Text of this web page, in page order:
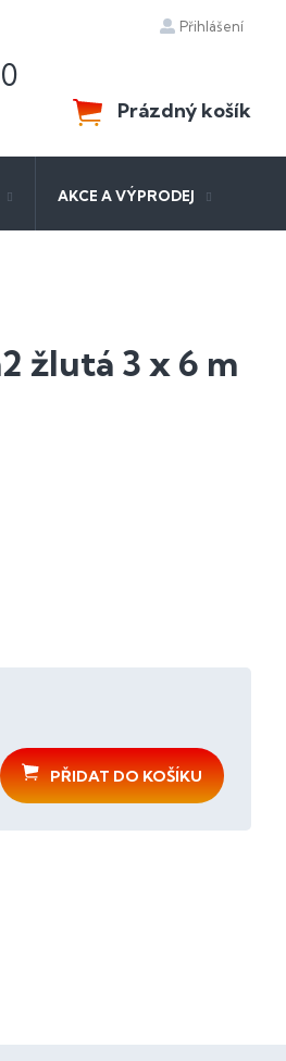
Přihlášení
NÁKUPNÍ
KOŠÍK
Prázdný košík
AKCE A VÝPRODEJ
žlutá 3 x 6 m
PŘIDAT DO KOŠÍKU